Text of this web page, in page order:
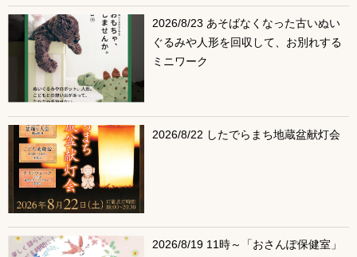
2026/8/23 あそばなくなった古いぬい
ぐるみや人形を回収して、お別れする
ミニワーク
2026/8/22 したでらまち地蔵盆献灯会
2026/8/19 11時～「おさんぽ保健室」